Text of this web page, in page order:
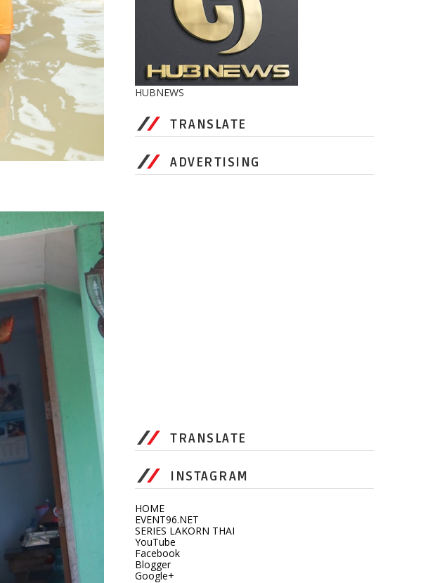
HUBNEWS
TRANSLATE
ADVERTISING
TRANSLATE
INSTAGRAM
HOME
EVENT96.NET
SERIES LAKORN THAI
YouTube
Facebook
Blogger
Google+